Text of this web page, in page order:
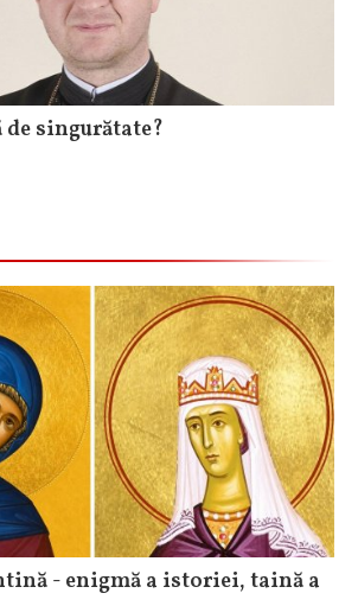
singurătate?
- enigmă a istoriei, taină a